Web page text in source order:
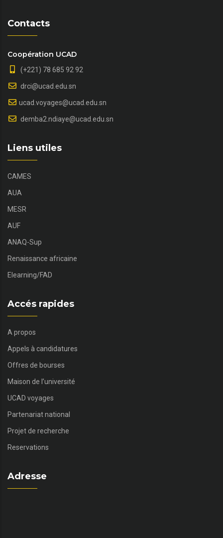
Contacts
Coopération UCAD
(+221) 78 685 92 92
drci@ucad.edu.sn
ucad.voyages@ucad.edu.sn
demba2.ndiaye@ucad.edu.sn
Liens utiles
CAMES
AUA
MESR
AUF
ANAQ-Sup
Renaissance africaine
Elearning/FAD
Accés rapides
A propos
Appels à candidatures
Offres de bourses
Maison de l’université
UCAD voyages
Partenariat national
Projet de recherche
Reservations
Adresse